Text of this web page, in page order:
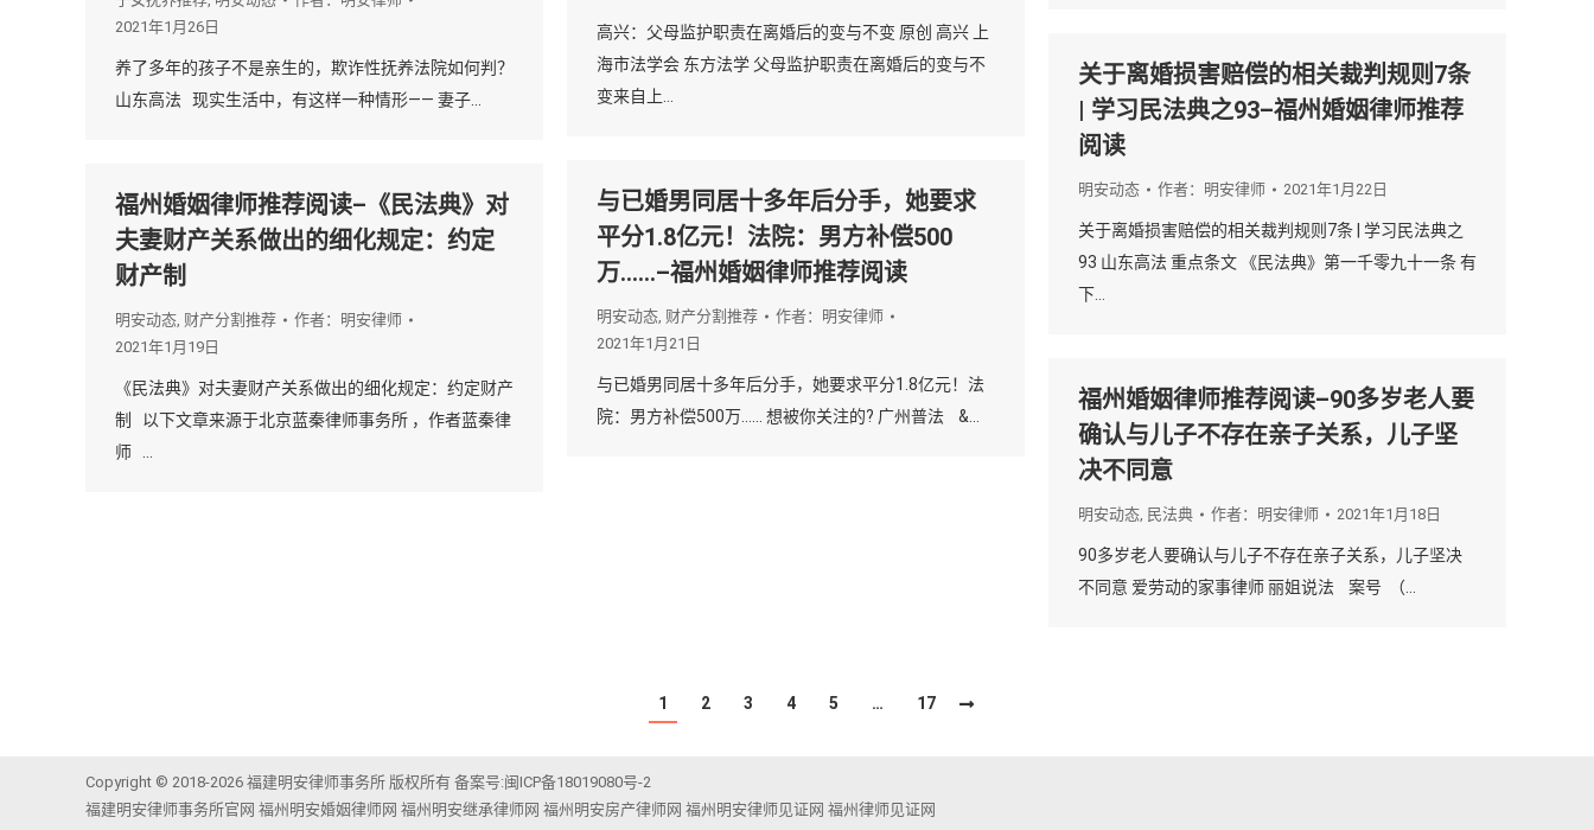
2021年1月26日
养了多年的孩子不是亲生的，欺诈性抚养法院如何判？
山东高法 现实生活中，有这样一种情形—— 妻子…
高兴：父母监护职责在离婚后的变与不变 原创 高兴 上
海市法学会 东方法学 父母监护职责在离婚后的变与不
变来自上…
关于离婚损害赔偿的相关裁判规则7条
| 学习民法典之93–福州婚姻律师推荐
阅读
明安动态 作者： 明安律师 2021年1月22日
关于离婚损害赔偿的相关裁判规则7条 | 学习民法典之
93 山东高法 重点条文 《民法典》第一千零九十一条 有
下…
与已婚男同居十多年后分手，她要求
平分1.8亿元！法院：男方补偿500
万……–福州婚姻律师推荐阅读
明安动态, 财产分割推荐 作者： 明安律师
2021年1月21日
与已婚男同居十多年后分手，她要求平分1.8亿元！法
院：男方补偿500万…… 想被你关注的? 广州普法 &…
福州婚姻律师推荐阅读–《民法典》对
夫妻财产关系做出的细化规定：约定
财产制
明安动态, 财产分割推荐 作者： 明安律师
2021年1月19日
《民法典》对夫妻财产关系做出的细化规定：约定财产
制 以下文章来源于北京蓝秦律师事务所 ，作者蓝秦律
师 …
福州婚姻律师推荐阅读–90多岁老人要
确认与儿子不存在亲子关系，儿子坚
决不同意
明安动态, 民法典 作者： 明安律师 2021年1月18日
90多岁老人要确认与儿子不存在亲子关系，儿子坚决
不同意 爱劳动的家事律师 丽姐说法 案号 （…
1 2 3 4 5 … 17
Copyright © 2018-2026 福建明安律师事务所 版权所有 备案号:闽ICP备18019080号-2
福建明安律师事务所官网 福州明安婚姻律师网 福州明安继承律师网 福州明安房产律师网 福州明安律师见证网 福州律师见证网